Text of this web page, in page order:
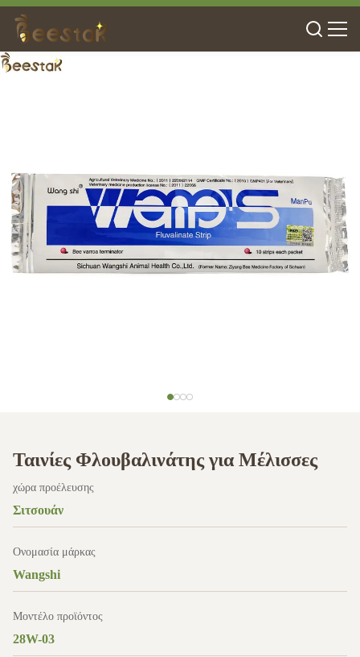
Ταινίες Φλουβαλινάτης για Μέλισσες
χώρα προέλευσης
Σιτσουάν
Ονομασία μάρκας
Wangshi
Μοντέλο προϊόντος
28W-03